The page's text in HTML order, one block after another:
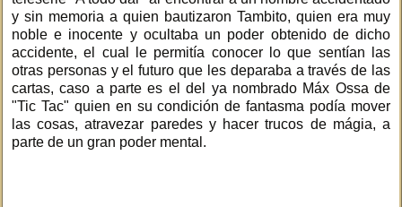
y sin memoria a quien bautizaron Tambito, quien era muy
noble e inocente y ocultaba un poder obtenido de dicho
accidente, el cual le permitía conocer lo que sentían las
otras personas y el futuro que les deparaba a través de las
cartas, caso a parte es el del ya nombrado Máx Ossa de
"Tic Tac" quien en su condición de fantasma podía mover
las cosas, atravezar paredes y hacer trucos de mágia, a
parte de un gran poder mental.